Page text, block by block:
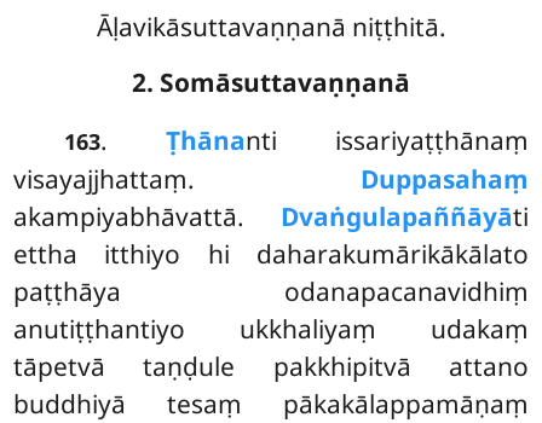
Āḷavikāsuttavaṇṇanā niṭṭhitā.
2. Somāsuttavaṇṇanā
163. Ṭhānanti issariyaṭṭhānaṃ
visayajjhattaṃ. Duppasahaṃ
akampiyabhāvattā. Dvaṅgulapaññāyāti
ettha itthiyo hi daharakumārikākālato
paṭṭhāya odanapacanavidhiṃ
anutiṭṭhantiyo ukkhaliyaṃ udakaṃ
tāpetvā taṇḍule pakkhipitvā attano
buddhiyā tesaṃ pākakālappamāṇaṃ